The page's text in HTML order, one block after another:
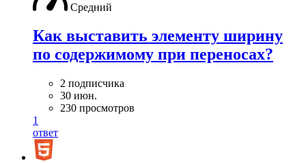
Средний
Как выставить элементу ширину
по содержимому при переносах?
2 подписчика
30 июн.
230 просмотров
1
ответ